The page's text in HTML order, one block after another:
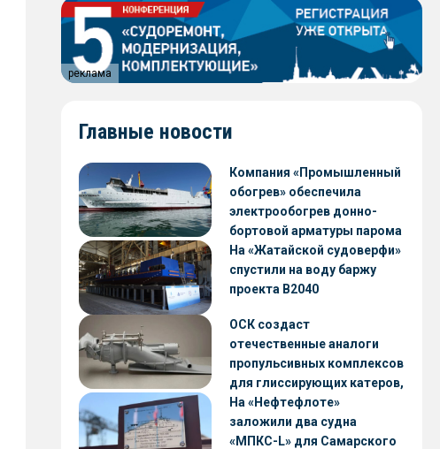
реклама
Главные новости
Компания «Промышленный
обогрев» обеспечила
электрообогрев донно-
бортовой арматуры парома
«Петропавловск» проекта
CNF22
На «Жатайской судоверфи»
спустили на воду баржу
проекта В2040
ОСК создаст
отечественные аналоги
пропульсивных комплексов
для глиссирующих катеров,
скоростных судов и судов с
малой осадкой
На «Нефтефлоте»
заложили два судна
«МПКС-L» для Самарского